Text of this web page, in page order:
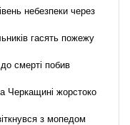
небезпеки через
гасять пожежу
смерті побив
Черкащині жорстоко
з мопедом